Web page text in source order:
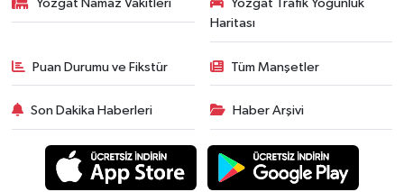
Yozgat Namaz Vakitleri
Yozgat Trafik Yoğunluk
Haritası
Puan Durumu ve Fikstür Tüm Manşetler
Son Dakika Haberleri Haber Arşivi